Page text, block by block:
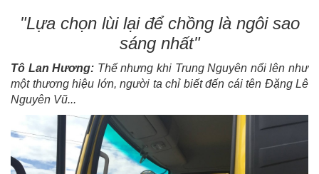
"Lựa chọn lùi lại để chồng là ngôi sao
sáng nhất"
Tô Lan Hương: Thế nhưng khi Trung Nguyên nổi lên như
một thương hiệu lớn, người ta chỉ biết đến cái tên Đặng Lê
Nguyên Vũ...